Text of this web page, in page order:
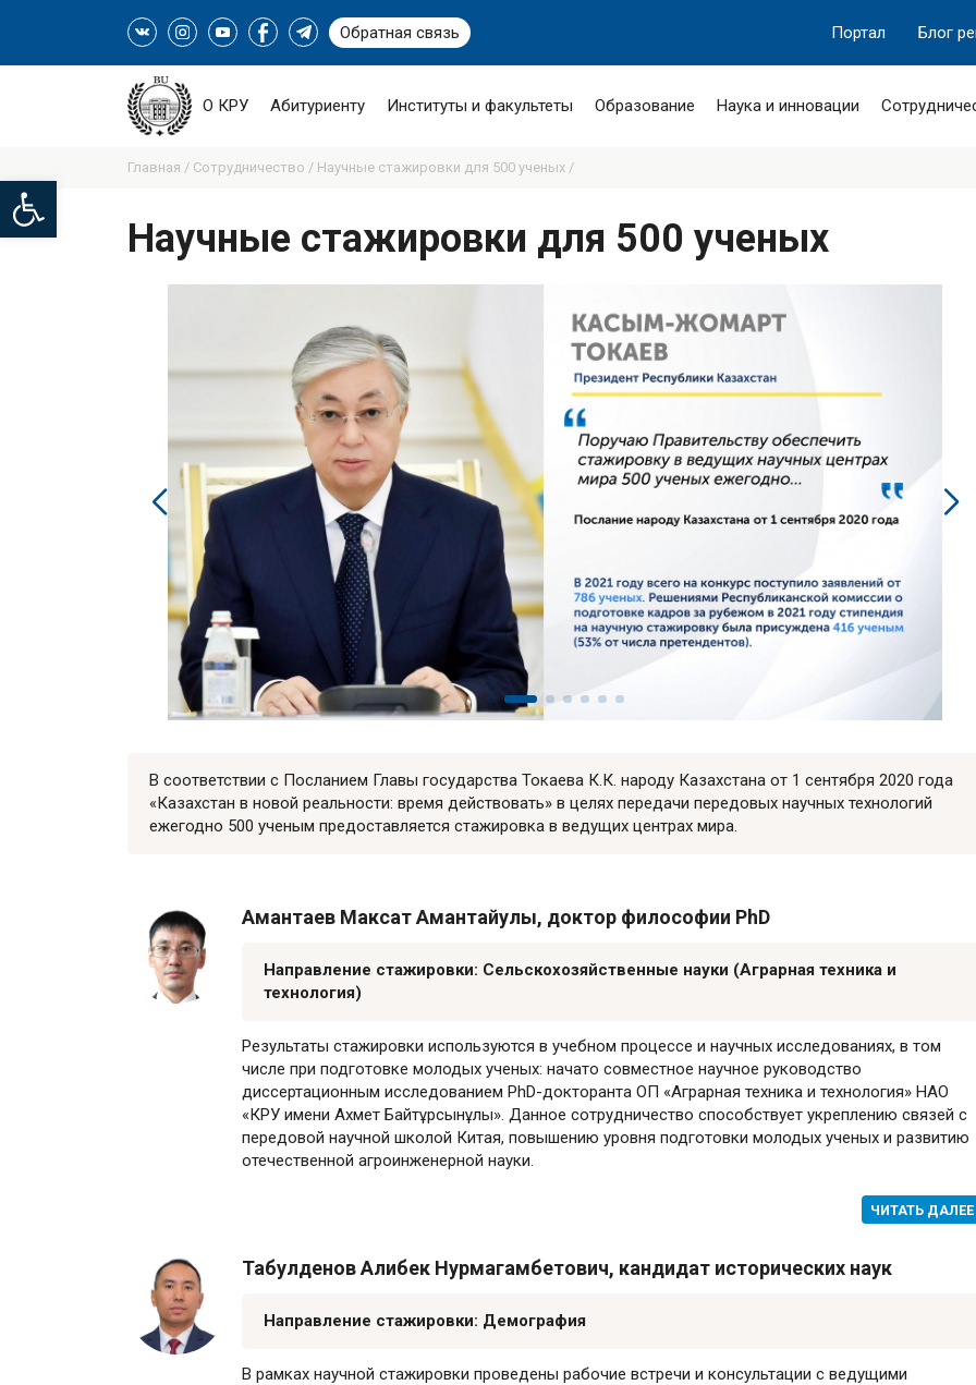
Open toolbar
Обратная связь Блог
Портал
О КРУ Абитуриенту Институты и факультеты Образование Наука и инновации
Главная / Сотрудничество / Научные стажировки для 500 ученых /
Научные стажировки для 500 ученых
В соответствии с Посланием Главы государства Токаева К.К. народу Казахстана от 1 сентября 2020 года
«Казахстан в новой реальности: время действовать» в целях передачи передовых научных технологий
ежегодно 500 ученым предоставляется стажировка в ведущих центрах мира.
Амантаев Максат Амантайулы, доктор философии PhD
Направление стажировки: Сельскохозяйственные науки (Аграрная техника и
технология)
Результаты стажировки используются в учебном процессе и научных исследованиях, в том
числе при подготовке молодых ученых: начато совместное научное руководство
диссертационным исследованием PhD-докторанта ОП «Аграрная техника и технология» НАО
«КРУ имени Ахмет Байтұрсынұлы». Данное сотрудничество способствует укреплению связей с
передовой научной школой Китая, повышению уровня подготовки молодых ученых и развитию
отечественной агроинженерной науки.
ЧИТАТЬ ДАЛЕЕ
Табулденов Алибек Нурмагамбетович, кандидат исторических наук
Направление стажировки: Демография
В рамках научной стажировки проведены рабочие встречи и консультации с ведущими